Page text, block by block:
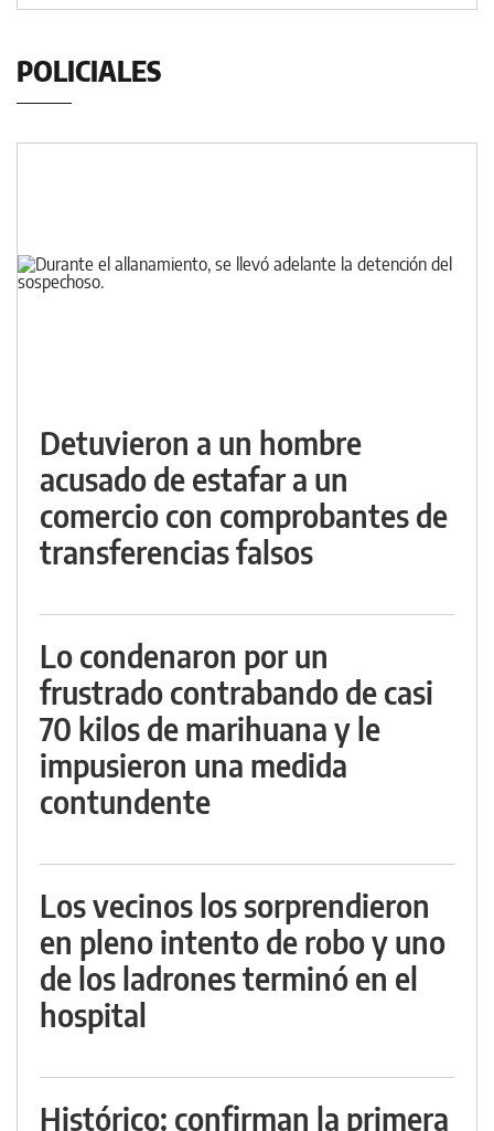
POLICIALES
Detuvieron a un hombre
acusado de estafar a un
comercio con comprobantes de
transferencias falsos
Lo condenaron por un
frustrado contrabando de casi
70 kilos de marihuana y le
impusieron una medida
contundente
Los vecinos los sorprendieron
en pleno intento de robo y uno
de los ladrones terminó en el
hospital
Histórico: confirman la primera